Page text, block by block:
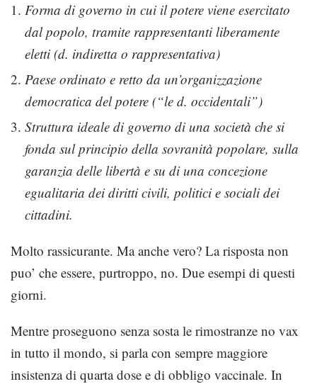
Forma di governo in cui il potere viene esercitato
dal popolo, tramite rappresentanti liberamente
eletti (d. indiretta o rappresentativa)
Paese ordinato e retto da un’organizzazione
democratica del potere (“le d. occidentali”)
Struttura ideale di governo di una società che si
fonda sul principio della sovranità popolare, sulla
garanzia delle libertà e su di una concezione
egualitaria dei diritti civili, politici e sociali dei
cittadini.
Molto rassicurante. Ma anche vero? La risposta non
puo’ che essere, purtroppo, no. Due esempi di questi
giorni.
Mentre proseguono senza sosta le rimostranze no vax
in tutto il mondo, si parla con sempre maggiore
insistenza di quarta dose e di obbligo vaccinale. In